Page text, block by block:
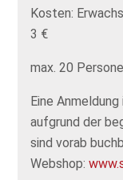
Kosten:
3 €
max. 20
Eine
aufgrund der
sind vorab
Webshop: